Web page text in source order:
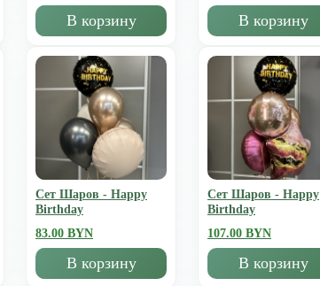
В корзину В корзину
Сет Шаров - Happy
Birthday
83.00 BYN
В корзину
Сет Шаров - Happy
Birthday
107.00 BYN
В корзину